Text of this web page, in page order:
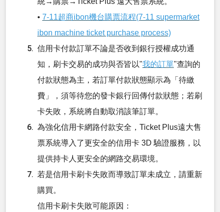
• 7-11超商ibon機台購票流程(7-11 supermarket
ibon machine ticket purchase process)
信用卡付款訂單不論是否收到銀行授權成功通
知，刷卡交易的成功與否皆以"我的訂單"查詢的
付款狀態為主，若訂單付款狀態顯示為「待繳
費」，須等待您的發卡銀行回傳付款狀態；若刷
卡失敗，系統將自動取消該筆訂單。
為強化信用卡網路付款安全，Ticket Plus遠大售
票系統導入了更安全的信用卡 3D 驗證服務，以
提供持卡人更安全的網路交易環境。
若是信用卡刷卡失敗而導致訂單未成立，請重新
購買。
信用卡刷卡失敗可能原因：